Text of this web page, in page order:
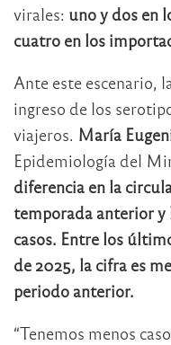
virales: uno y dos en
cuatro en los
Ante este escenario,
ingreso de los
viajeros. María
Epidemiología del
diferencia en la
temporada anterior y
casos. Entre los
de 2025, la cifra es
periodo anterior.
“Tenemos menos